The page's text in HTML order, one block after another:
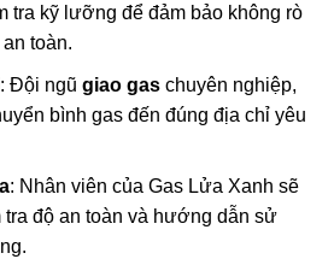
tra kỹ lưỡng để đảm bảo không rò
an toàn.
: Đội ngũ giao gaschuyên nghiệp,
bình gas đến đúng địa chỉ yêu
: Nhân viên của Gas Lửa Xanh sẽ
tra độ an toàn và hướng dẫn sử